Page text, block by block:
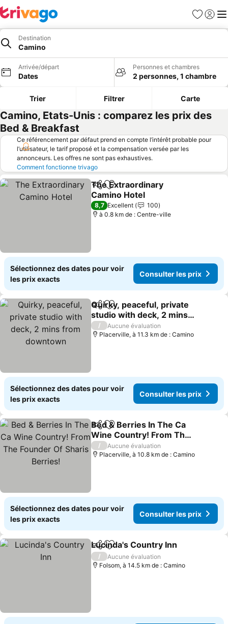
Favoris
Se
Destination
Camino
Arrivée/départ
Dates
Personnes et chambres
2 personnes, 1 chambre
Trier Filtrer Carte
Camino, Etats-Unis : comparez les prix des
Bed & Breakfast
Ce référencement par défaut prend en compte l’intérêt probable pour
l’utilisateur, le tarif proposé et la compensation versée par les
annonceurs. Les offres ne sont pas exhaustives.
Comment fonctionne trivago
PartagerAjouter à mes favoris
The Extraordinary
Camino Hotel
8,7 Excellent
100
à 0.8 km de : Centre-ville
Sélectionnez des dates pour voir
les prix exacts
Consulter les prix
PartagerAjouter à mes favoris
Quirky, peaceful, private
studio with deck, 2 mins
from downtown
/
Aucune évaluation
Placerville, à 11.3 km de : Camino
Sélectionnez des dates pour voir
les prix exacts
Consulter les prix
PartagerAjouter à mes favoris
Bed & Berries In The Ca
Wine Country! From The
Founder Of Sharis
Berries!
/
Aucune évaluation
Placerville, à 10.8 km de : Camino
Sélectionnez des dates pour voir
les prix exacts
Consulter les prix
PartagerAjouter à mes favoris
Lucinda's Country Inn
/
Aucune évaluation
Folsom, à 14.5 km de : Camino